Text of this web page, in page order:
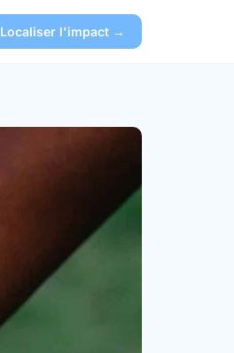
Localiser l'impact →